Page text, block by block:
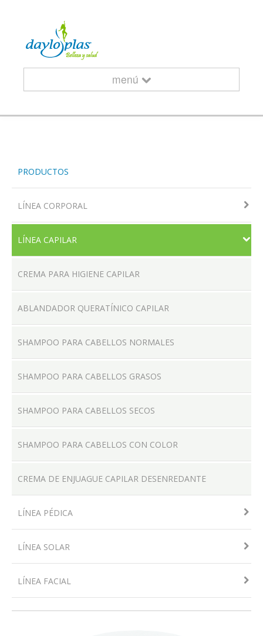
menú
¿QUIÉNES SOMOS?
LOCALES
PRODUCTOS
CONTACTO
PRODUCTOS
LÍNEA CORPORAL
LÍNEA CAPILAR
CREMA PARA HIGIENE CAPILAR
ABLANDADOR QUERATÍNICO CAPILAR
SHAMPOO PARA CABELLOS NORMALES
SHAMPOO PARA CABELLOS GRASOS
SHAMPOO PARA CABELLOS SECOS
SHAMPOO PARA CABELLOS CON COLOR
CREMA DE ENJUAGUE CAPILAR DESENREDANTE
LÍNEA PÉDICA
LÍNEA SOLAR
LÍNEA FACIAL